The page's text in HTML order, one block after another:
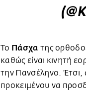
Το Πάσχα της
καθώς είναι κινητή
την Πανσέληνο. Έτσι,
προκειμένου να